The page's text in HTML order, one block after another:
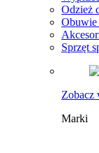
Odzież
Obuwie
Sprzęt
Zobacz
Marki